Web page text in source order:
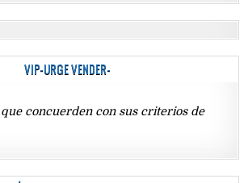
VIP-URGE VENDER-
concuerden con sus criterios de